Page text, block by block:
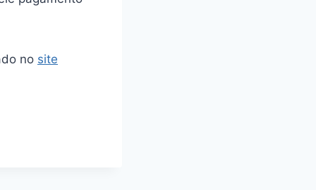
no site